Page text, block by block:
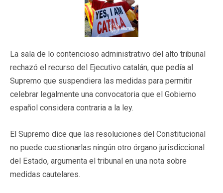
La sala de lo contencioso administrativo del alto tribunal
rechazó el recurso del Ejecutivo catalán, que pedía al
Supremo que suspendiera las medidas para permitir
celebrar legalmente una convocatoria que el Gobierno
español considera contraria a la ley.
El Supremo dice que las resoluciones del Constitucional
no puede cuestionarlas ningún otro órgano jurisdiccional
del Estado, argumenta el tribunal en una nota sobre
medidas cautelares.